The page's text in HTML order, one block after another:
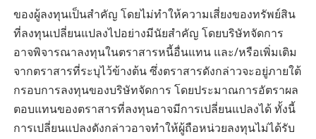
ของผู้ลงทุนเป็นสำคัญ โดยไม่ทำให้ความเสี่ยงของทรัพย์สิน
ที่ลงทุนเปลี่ยนแปลงไปอย่างมีนัยสำคัญ โดยบริษัทจัดการ
อาจพิจารณาลงทุนในตราสารหนี้อื่นแทน และ/หรือเพิ่มเติม
จากตราสารที่ระบุไว้ข้างต้น ซึ่งตราสารดังกล่าวจะอยู่ภายใต้
กรอบการลงทุนของบริษัทจัดการ โดยประมาณการอัตราผล
ตอบแทนของตราสารที่ลงทุนอาจมีการเปลี่ยนแปลงได้ ทั้งนี้
การเปลี่ยนแปลงดังกล่าวอาจทำให้ผู้ถือหน่วยลงทุนไม่ได้รับ